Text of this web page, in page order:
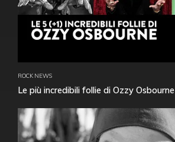
ROCK NEWS
Le più incredibili follie di Ozzy Osbourne